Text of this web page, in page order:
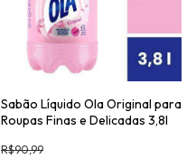
Sabão Líquido Ola Original para
Roupas Finas e Delicadas 3,8l
R$90,99